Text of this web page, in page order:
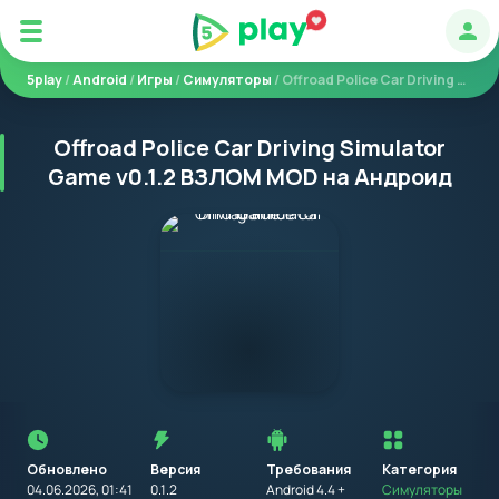
5play/Android /Игры /Симуляторы / Offroad Police Car Driving Simulator Game
Offroad Police Car Driving Simulator
Game v0.1.2 ВЗЛОМ MOD на Андроид
Обновлено
04.06.2026, 01:41
Версия
0.1.2
Требования
Android 4.4 +
установкой
приложения
на
устройство
Категория
Симуляторы